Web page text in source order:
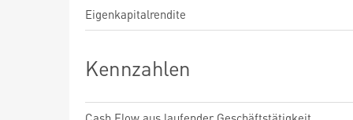
Eigenkapitalrendite
Kennzahlen